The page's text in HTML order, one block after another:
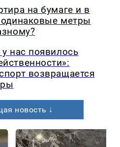
на бумаге и в
метры
нас появилось
возвращается
новость ↓